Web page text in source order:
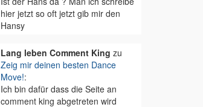
hier jetzt so oft jetzt gib mir den
Hansy
Lang leben Comment King zu
Zeig mir deinen besten Dance
Move!:
Ich bin dafür dass die Seite an
comment king abgetreten wird